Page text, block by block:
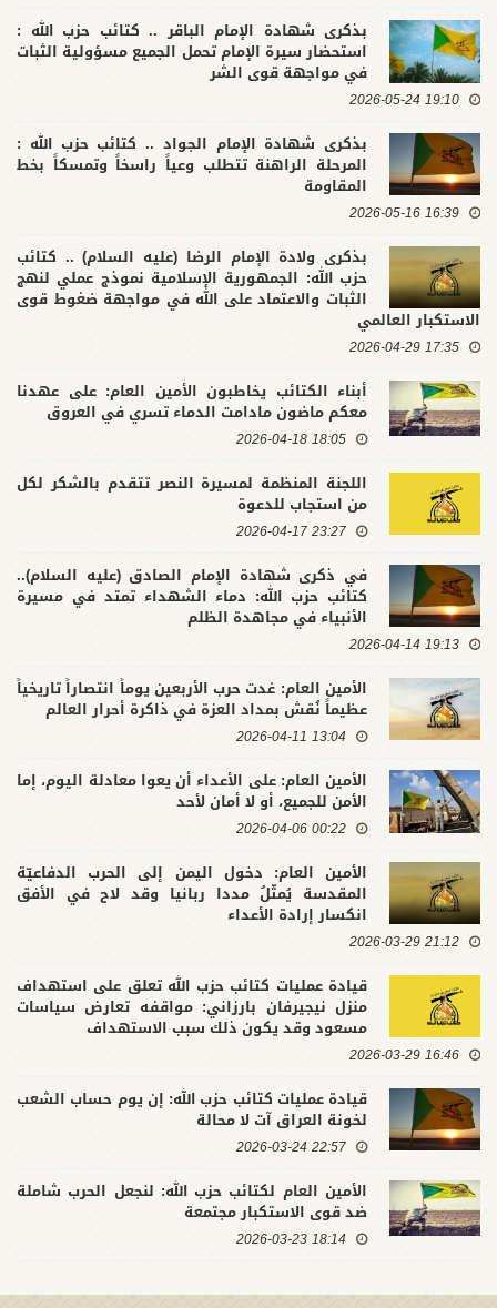
بذكرى شهادة الإمام الباقر .. كتائب حزب الله :
استحضار سيرة الإمام تحمل الجميع مسؤولية الثبات
في مواجهة قوى الشر
19:10 2026-05-24
بذكرى شهادة الإمام الجواد .. كتائب حزب الله :
المرحلة الراهنة تتطلب وعياً راسخاً وتمسكاً بخط
المقاومة
16:39 2026-05-16
بذكرى ولادة الإمام الرضا (عليه السلام) .. كتائب
حزب الله: الجمهورية الإسلامية نموذج عملي لنهج
الثبات والاعتماد على الله في مواجهة ضغوط قوى
الاستكبار العالمي
17:35 2026-04-29
أبناء الكتائب يخاطبون الأمين العام: على عهدنا
معكم ماضون مادامت الدماء تسري في العروق
18:05 2026-04-18
اللجنة المنظمة لمسيرة النصر تتقدم بالشكر لكل
من استجاب للدعوة
23:27 2026-04-17
في ذكرى شهادة الإمام الصادق (عليه السلام)..
كتائب حزب الله: دماء الشهداء تمتد في مسيرة
الأنبياء في مجاهدة الظلم
19:13 2026-04-14
الأمين العام: غدت حرب الأربعين يوماً انتصاراً تاريخياً
عظيماً نُقش بمداد العزة في ذاكرة أحرار العالم
13:04 2026-04-11
الأمين العام: على الأعداء أن يعوا معادلة اليوم، إما
الأمن للجميع، أو لا أمان لأحد
00:22 2026-04-06
الأمين العام: دخول اليمن إلى الحرب الدفاعيّة
المقدسة يُمثّلُ مددا ربانيا وقد لاح في الأفق
انكسار إرادة الأعداء
21:12 2026-03-29
قيادة عمليات كتائب حزب الله تعلق على استهداف
منزل نيجيرفان بارزاني: مواقفه تعارض سياسات
مسعود وقد يكون ذلك سبب الاستهداف
16:46 2026-03-29
قيادة عمليات كتائب حزب الله: إن يوم حساب الشعب
لخونة العراق آت لا محالة
22:57 2026-03-24
الأمين العام لكتائب حزب الله: لنجعل الحرب شاملة
ضد قوى الاستكبار مجتمعة
18:14 2026-03-23